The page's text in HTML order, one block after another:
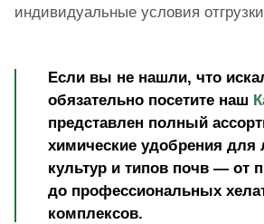
индивидуальные условия
Если вы не нашли, что
обязательно посетите наш
представлен полный
химические удобрения
культур и типов почв — от
до профессиональных
комплексов.